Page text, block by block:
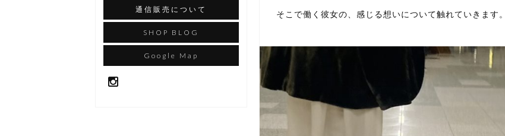
そこで働く彼女の、感じる想いについて触れていきます。
通信販売について
SHOP BLOG
Google Map